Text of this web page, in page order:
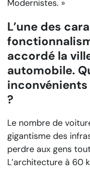
Modernistes. »
L’une des
accordé la
automobile.
?
Le nombre de
gigantisme des
perdre aux gens
L’architecture à 60